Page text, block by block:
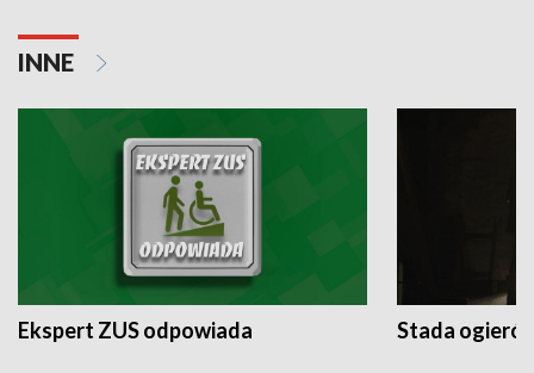
INNE
Ekspert ZUS odpowiada Stada